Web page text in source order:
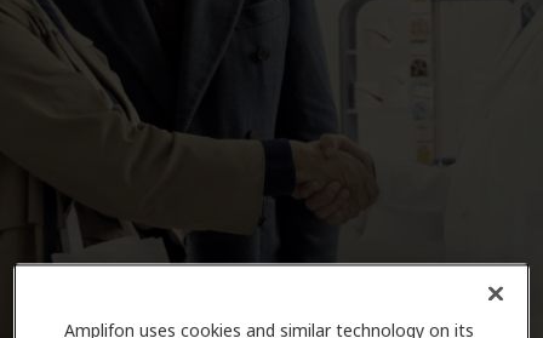
Amplifon uses cookies and similar technology on its